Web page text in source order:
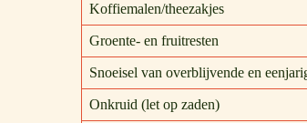
Koffiemalen/theezakjes
Groente- en fruitresten
Snoeisel van overblijvende en
Onkruid (let op zaden)